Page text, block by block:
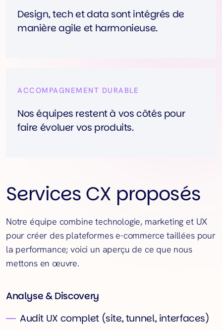
Design, tech et data sont intégrés de
manière agile et harmonieuse.
ACCOMPAGNEMENT DURABLE
Nos équipes restent à vos côtés pour
faire évoluer vos produits.
Services CX proposés
Notre équipe combine technologie, marketing et UX
pour créer des plateformes e-commerce taillées pour
la performance; voici un aperçu de ce que nous
mettons en œuvre.
Analyse & Discovery
Audit UX complet (site, tunnel, interfaces)